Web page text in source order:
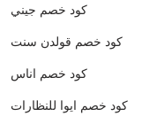
كود خصم جيني
كود خصم قولدن سنت
كود خصم اناس
كود خصم ايوا للنظارات